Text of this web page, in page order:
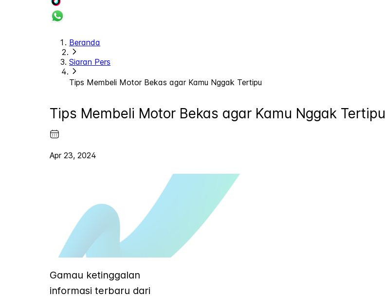
Beranda
Siaran Pers
Tips Membeli Motor Bekas agar Kamu Nggak Tertipu
Tips Membeli Motor Bekas agar Kamu Nggak Tertipu
Apr 23, 2024
Gamau ketinggalan
informasi terbaru dari